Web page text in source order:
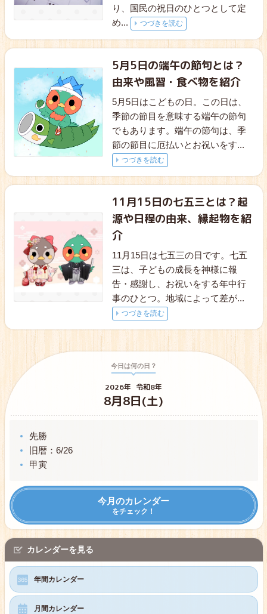
り、国民の祝日のひとつとして定
め... つづきを読む
5月5日の端午の節句とは？
由来や風習・食べ物を紹介
5月5日はこどもの日。この日は、
季節の節目を意味する端午の節句
でもあります。端午の節句は、季
節の節目に厄払いとお祝いをす...
つづきを読む
11月15日の七五三とは？起
源や日程の由来、縁起物を紹
介
11月15日は七五三の日です。七五
三は、子どもの成長を神様に報
告・感謝し、お祝いをする年中行
事のひとつ。地域によって差が...
つづきを読む
今日は何の日？
2026年 令和8年
8月8日(土)
先勝
旧暦：6/26
甲寅
今月のカレンダー
をチェック！
カレンダーを見る
年間カレンダー
月間カレンダー